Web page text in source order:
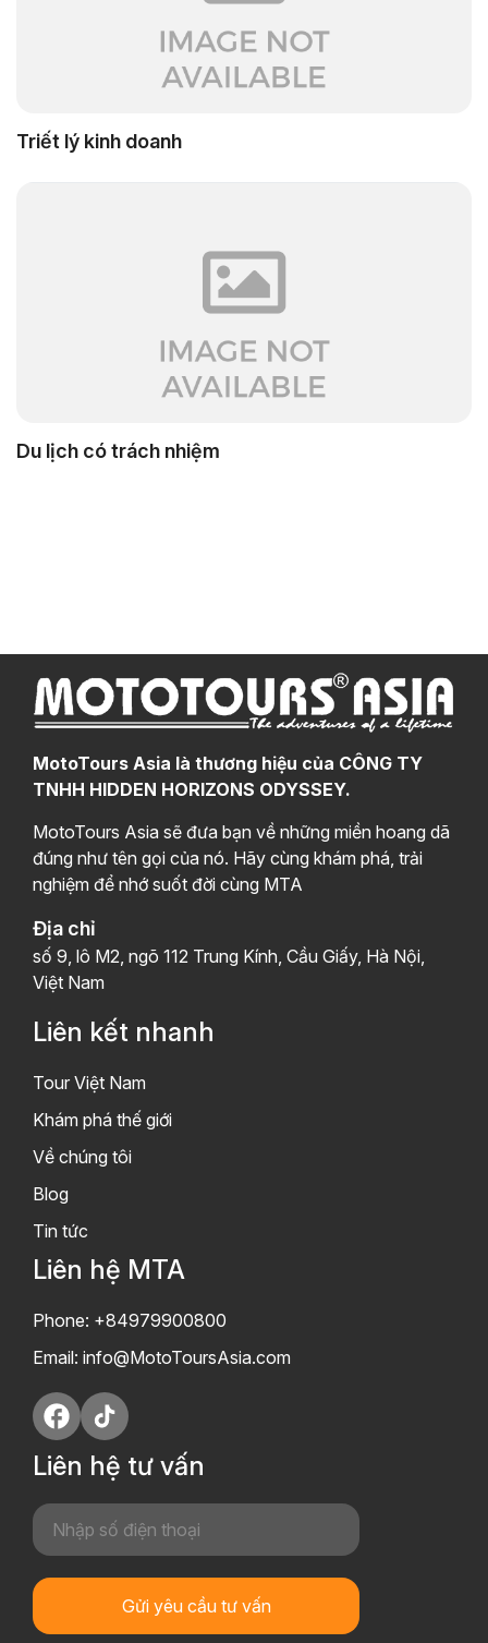
Triết lý kinh doanh
Du lịch có trách nhiệm
MotoTours Asia là thương hiệu của CÔNG TY
TNHH HIDDEN HORIZONS ODYSSEY.
MotoTours Asia sẽ đưa bạn về những miền hoang dã
đúng như tên gọi của nó. Hãy cùng khám phá, trải
nghiệm để nhớ suốt đời cùng MTA
Địa chỉ
số 9, lô M2, ngõ 112 Trung Kính, Cầu Giấy, Hà Nội,
Việt Nam
Liên kết nhanh
Tour Việt Nam
Khám phá thế giới
Về chúng tôi
Blog
Tin tức
Liên hệ MTA
Phone: +84979900800
Email: info@MotoToursAsia.com
Liên hệ tư vấn
Gửi yêu cầu tư vấn